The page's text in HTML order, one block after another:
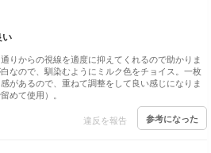
い
りからの視線を適度に抑えてくれるので助かりま
なので、馴染むようにミルク色をチョイス。一枚
があるので、重ねて調整をして良い感じになりま
めて使用）。
違反を報告 参考になった